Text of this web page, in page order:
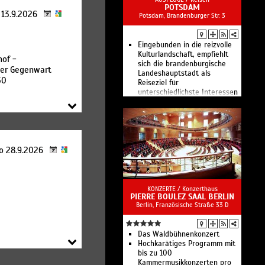
-
Gegenwart
28.9.2026
Berlin zählt zu den
bedeutendsten
Sprechtheaterbühnen im
deutschsprachigen Raum.
POTSDAM
Potsdam, Brandenburger Str. 3
Eingebunden in die reizvolle
Kulturlandschaft, empfiehlt
sich die brandenburgische
Landeshauptstadt als
Reiseziel für
unterschiedlichste Interessen
KONZERTE / Konzerthaus
PIERRE BOULEZ SAAL BERLIN
Berlin, Französische Straße 33 D
Das Waldbühnenkonzert
Hochkarätiges Programm mit
bis zu 100
Kammermusikkonzerten pro